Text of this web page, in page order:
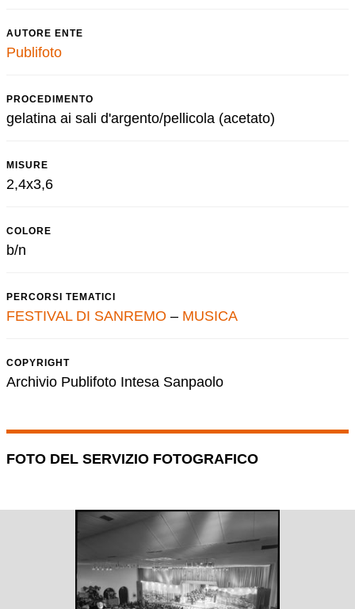
AUTORE ENTE
Publifoto
PROCEDIMENTO
gelatina ai sali d'argento/pellicola (acetato)
MISURE
2,4x3,6
COLORE
b/n
PERCORSI TEMATICI
FESTIVAL DI SANREMO – MUSICA
COPYRIGHT
Archivio Publifoto Intesa Sanpaolo
FOTO DEL SERVIZIO FOTOGRAFICO